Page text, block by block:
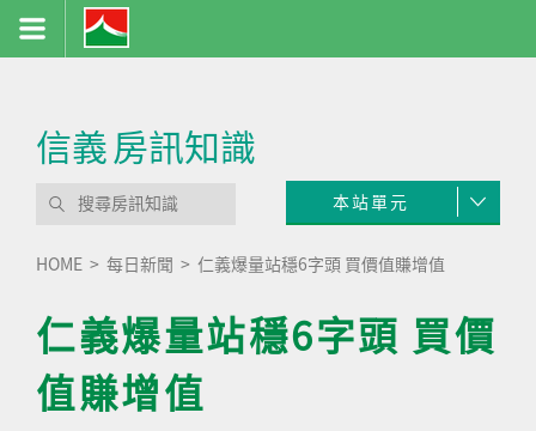
信義房訊知識
本站單元
HOME 每日新聞 仁義爆量站穩6字頭 買價值賺增值
仁義爆量站穩6字頭 買價
值賺增值